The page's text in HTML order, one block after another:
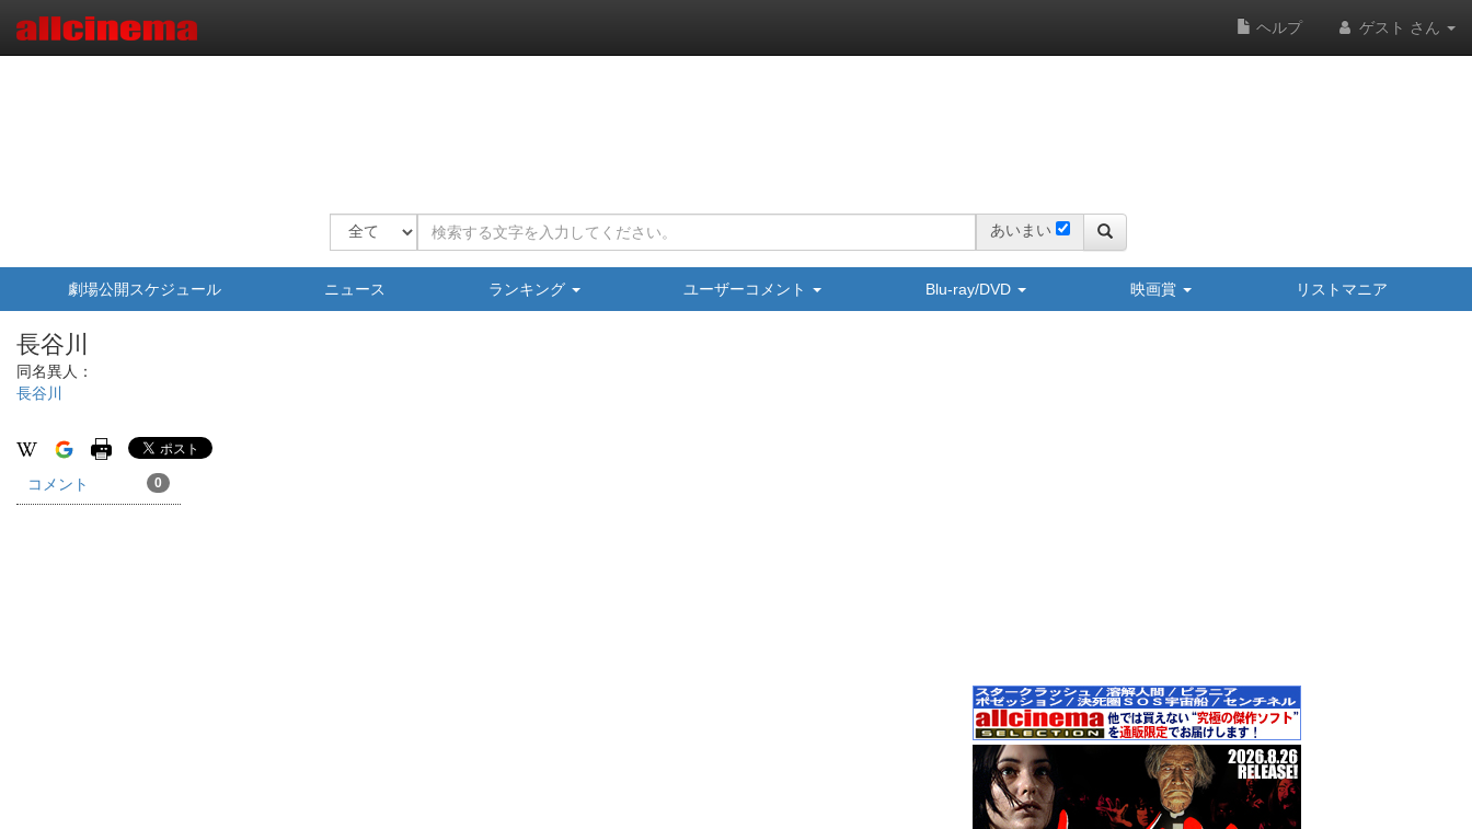
ヘルプ ゲスト さん
あいまい
劇場公開スケジュール ニュース ランキング ユーザーコメント Blu-ray/DVD 映画賞 リストマニア
長谷川
同名異人：
長谷川
コメント 0